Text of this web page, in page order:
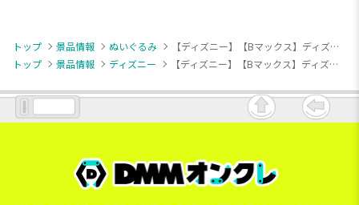
トップ 景品情報 ぬいぐるみ
【ディズニー】【Bマックス】ディズニーキャラクター Aimery BIGぬいぐるみ～Dogs～
トップ
景品情報 ディズニー 【ディズニー】【Bマックス】ディズニーキャラクター Aimery BIGぬいぐるみ～Dogs～